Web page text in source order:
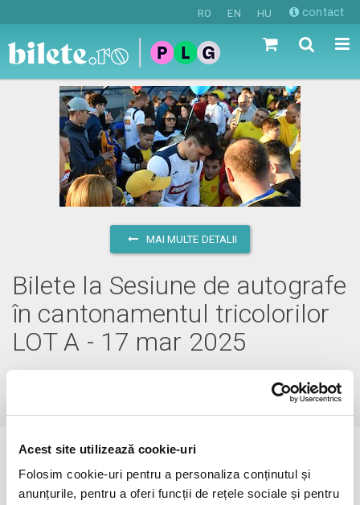
Acest site utilizează cookie-uri
Folosim cookie-uri pentru a personaliza conținutul și
anunțurile, pentru a oferi funcții de rețele sociale și pentru
RO EN HU contact
MAI MULTE DETALII
Bilete la Sesiune de autografe
în cantonamentul tricolorilor
LOT A - 17 mar 2025
vezi pe harta
Evenimentul a expirat.